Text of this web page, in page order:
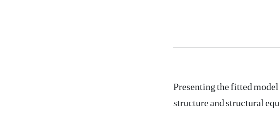
Presenting the fitted
structure and structural